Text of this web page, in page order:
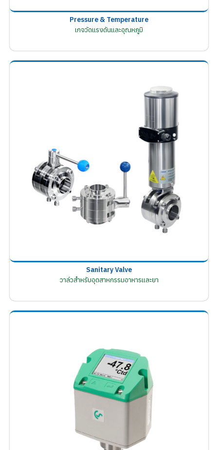
Pressure & Temperature
เกจวัดแรงดันและอุณหภูมิ
Sanitary Valve
วาล์วสำหรับอุตสาหกรรมอาหารและยา